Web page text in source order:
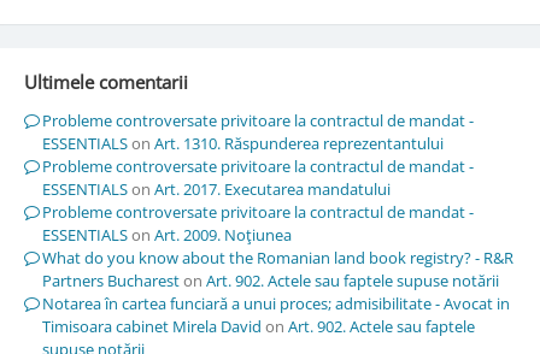
Ultimele comentarii
Probleme controversate privitoare la contractul de mandat -
ESSENTIALSon Art. 1310. Răspunderea reprezentantului
Probleme controversate privitoare la contractul de mandat -
ESSENTIALSon Art. 2017. Executarea mandatului
Probleme controversate privitoare la contractul de mandat -
ESSENTIALSon Art. 2009. Noţiunea
What do you know about the Romanian land book registry? - R&R
Partners Buchareston Art. 902. Actele sau faptele supuse notării
Notarea în cartea funciară a unui proces; admisibilitate - Avocat in
Timisoara cabinet Mirela David on Art. 902. Actele sau faptele
supuse notării